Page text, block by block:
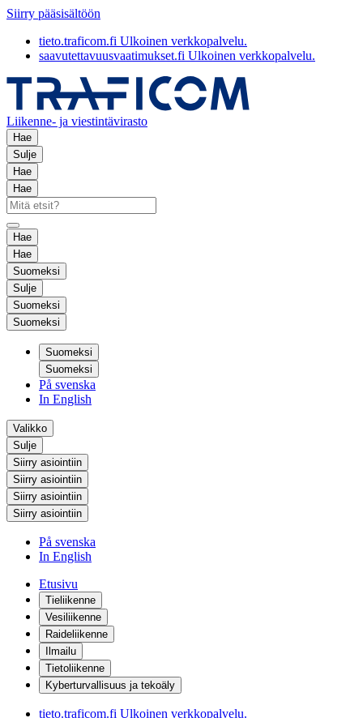
Siirry pääsisältöön
tieto.traficom.fi Ulkoinen verkkopalvelu.
saavutettavuusvaatimukset.fi Ulkoinen verkkopalvelu.
Liikenne- ja viestintävirasto
Hae
Sulje
Hae
Hae
Hae
Hae
Suomeksi
Sulje
Suomeksi
Suomeksi
Suomeksi
Suomeksi
På svenska
In English
Valikko
Sulje
Siirry asiointiin
Siirry asiointiin
Siirry asiointiin
Siirry asiointiin
På svenska
In English
Etusivu
Tieliikenne
Vesiliikenne
Raideliikenne
Ilmailu
Tietoliikenne
Kyberturvallisuus ja tekoäly
tieto.traficom.fi Ulkoinen verkkopalvelu.